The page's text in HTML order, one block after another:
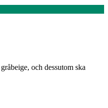
och dessutom ska